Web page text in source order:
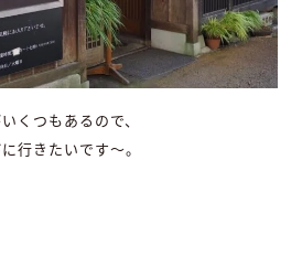
くつもあるので、
行きたいです〜。